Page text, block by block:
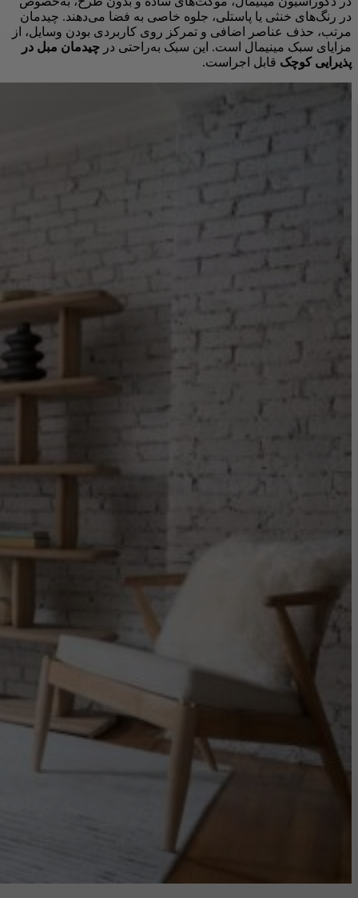
در رنگ‌های خنثی یا پاستلی، جلوه خاصی به فضا می‌دهند. چیدمان
مرتب، حذف عناصر اضافی و تمرکز روی کاربردی بودن وسایل، از
مزایای سبک مینیمال است. این سبک به‌راحتی در چیدمان مبل در
پذیرایی کوچک قابل اجراست.